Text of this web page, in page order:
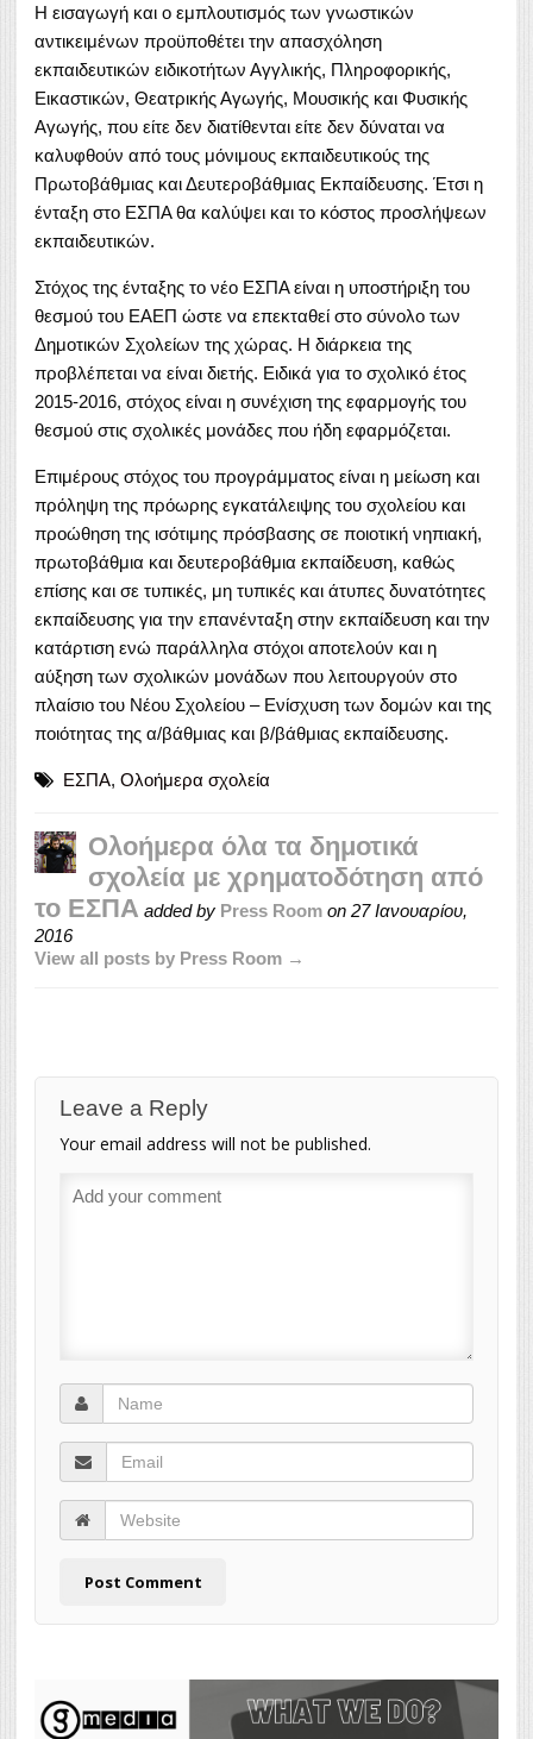
Η εισαγωγή και ο εμπλουτισμός των γνωστικών
αντικειμένων προϋποθέτει την απασχόληση
εκπαιδευτικών ειδικοτήτων Αγγλικής, Πληροφορικής,
Εικαστικών, Θεατρικής Αγωγής, Μουσικής και Φυσικής
Αγωγής, που είτε δεν διατίθενται είτε δεν δύναται να
καλυφθούν από τους μόνιμους εκπαιδευτικούς της
Πρωτοβάθμιας και Δευτεροβάθμιας Εκπαίδευσης. Έτσι η
ένταξη στο ΕΣΠΑ θα καλύψει και το κόστος προσλήψεων
εκπαιδευτικών.
Στόχος της ένταξης το νέο ΕΣΠΑ είναι η υποστήριξη του
θεσμού του ΕΑΕΠ ώστε να επεκταθεί στο σύνολο των
Δημοτικών Σχολείων της χώρας. Η διάρκεια της
προβλέπεται να είναι διετής. Ειδικά για το σχολικό έτος
2015-2016, στόχος είναι η συνέχιση της εφαρμογής του
θεσμού στις σχολικές μονάδες που ήδη εφαρμόζεται.
Επιμέρους στόχος του προγράμματος είναι η μείωση και
πρόληψη της πρόωρης εγκατάλειψης του σχολείου και
προώθηση της ισότιμης πρόσβασης σε ποιοτική νηπιακή,
πρωτοβάθμια και δευτεροβάθμια εκπαίδευση, καθώς
επίσης και σε τυπικές, μη τυπικές και άτυπες δυνατότητες
εκπαίδευσης για την επανένταξη στην εκπαίδευση και την
κατάρτιση ενώ παράλληλα στόχοι αποτελούν και η
αύξηση των σχολικών μονάδων που λειτουργούν στο
πλαίσιο του Νέου Σχολείου – Ενίσχυση των δομών και της
ποιότητας της α/βάθμιας και β/βάθμιας εκπαίδευσης.
ΕΣΠΑ, Ολοήμερα σχολεία
Ολοήμερα όλα τα δημοτικά
σχολεία με χρηματοδότηση από
το ΕΣΠΑ added by Press Room on 27 Ιανουαρίου,
2016
View all posts by Press Room →
Leave a Reply
Your email address will not be published.